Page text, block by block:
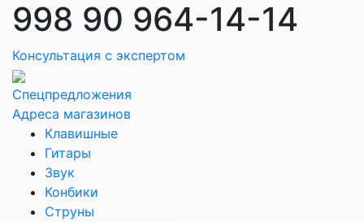
998 90 964-14-14
Консультация с экспертом
Спецпредложения
Адреса магазинов
Клавишные
Гитары
Звук
Конбики
Струны